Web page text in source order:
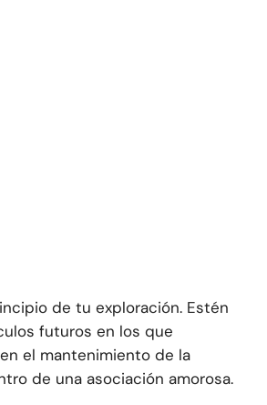
de tu exploración. Estén
futuros en los que
el mantenimiento de la
de una asociación amorosa.